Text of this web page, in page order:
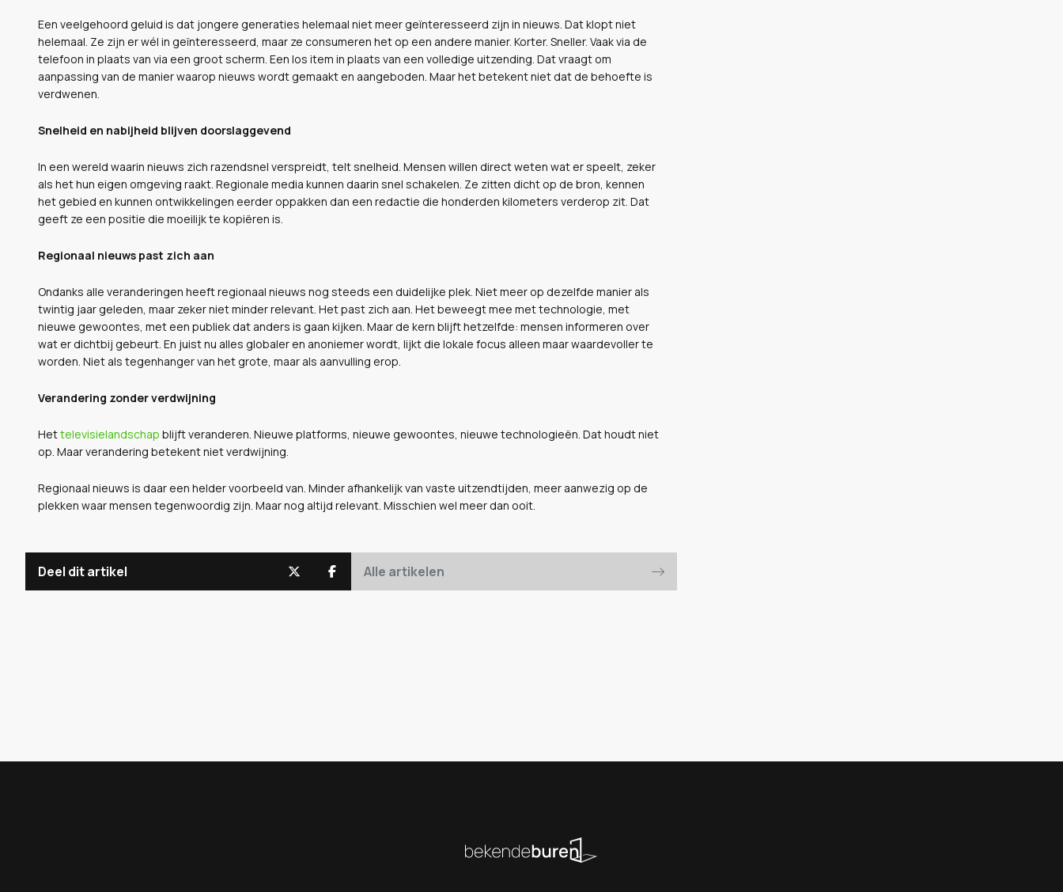
Een veelgehoord geluid is dat jongere generaties helemaal niet meer geïnteresseerd zijn in nieuws. Dat klopt niet
helemaal. Ze zijn er wél in geïnteresseerd, maar ze consumeren het op een andere manier. Korter. Sneller. Vaak via de
telefoon in plaats van via een groot scherm. Een los item in plaats van een volledige uitzending. Dat vraagt om
aanpassing van de manier waarop nieuws wordt gemaakt en aangeboden. Maar het betekent niet dat de behoefte is
verdwenen.
Snelheid en nabijheid blijven doorslaggevend
In een wereld waarin nieuws zich razendsnel verspreidt, telt snelheid. Mensen willen direct weten wat er speelt, zeker
als het hun eigen omgeving raakt. Regionale media kunnen daarin snel schakelen. Ze zitten dicht op de bron, kennen
het gebied en kunnen ontwikkelingen eerder oppakken dan een redactie die honderden kilometers verderop zit. Dat
geeft ze een positie die moeilijk te kopiëren is.
Regionaal nieuws past zich aan
Ondanks alle veranderingen heeft regionaal nieuws nog steeds een duidelijke plek. Niet meer op dezelfde manier als
twintig jaar geleden, maar zeker niet minder relevant. Het past zich aan. Het beweegt mee met technologie, met
nieuwe gewoontes, met een publiek dat anders is gaan kijken. Maar de kern blijft hetzelfde: mensen informeren over
wat er dichtbij gebeurt. En juist nu alles globaler en anoniemer wordt, lijkt die lokale focus alleen maar waardevoller te
worden. Niet als tegenhanger van het grote, maar als aanvulling erop.
Verandering zonder verdwijning
Hettelevisielandschap blijft veranderen. Nieuwe platforms, nieuwe gewoontes, nieuwe technologieën. Dat houdt niet
op. Maar verandering betekent niet verdwijning.
Regionaal nieuws is daar een helder voorbeeld van. Minder afhankelijk van vaste uitzendtijden, meer aanwezig op de
plekken waar mensen tegenwoordig zijn. Maar nog altijd relevant. Misschien wel meer dan ooit.
Deel dit artikel Alle artikelen